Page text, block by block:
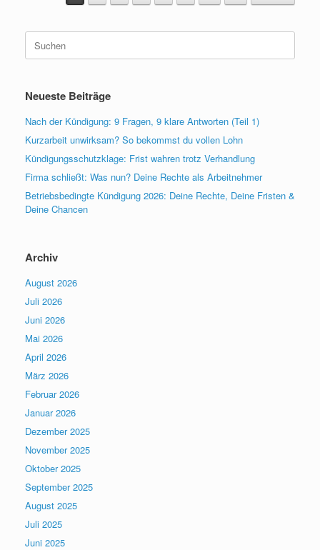
Suchen
nach:
Neueste Beiträge
Nach der Kündigung: 9 Fragen, 9 klare Antworten (Teil 1)
Kurzarbeit unwirksam? So bekommst du vollen Lohn
Kündigungsschutzklage: Frist wahren trotz Verhandlung
Firma schließt: Was nun? Deine Rechte als Arbeitnehmer
Betriebsbedingte Kündigung 2026: Deine Rechte, Deine Fristen &
Deine Chancen
Archiv
August 2026
Juli 2026
Juni 2026
Mai 2026
April 2026
März 2026
Februar 2026
Januar 2026
Dezember 2025
November 2025
Oktober 2025
September 2025
August 2025
Juli 2025
Juni 2025